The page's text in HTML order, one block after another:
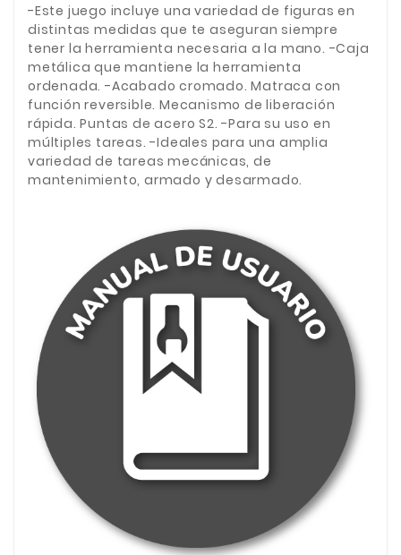
-Este juego incluye una variedad de figuras en
distintas medidas que te aseguran siempre
tener la herramienta necesaria a la mano. -Caja
metálica que mantiene la herramienta
ordenada. -Acabado cromado. Matraca con
función reversible. Mecanismo de liberación
rápida. Puntas de acero S2. -Para su uso en
múltiples tareas. -Ideales para una amplia
variedad de tareas mecánicas, de
mantenimiento, armado y desarmado.